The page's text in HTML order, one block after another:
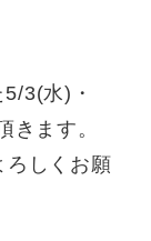
3(水)・
きます。
ろしくお願